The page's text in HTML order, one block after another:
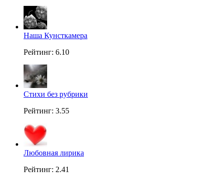
Наша Кунсткамера
Рейтинг: 6.10
Стихи без рубрики
Рейтинг: 3.55
Любовная лирика
Рейтинг: 2.41